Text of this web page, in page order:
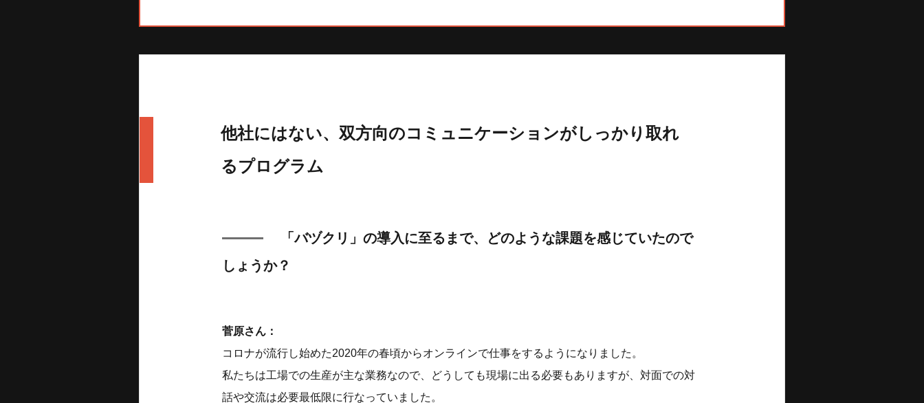
他社にはない、双方向のコミュニケーションがしっかり取れ
るプログラム
「バヅクリ」の導入に至るまで、どのような課題を感じていたので
しょうか？
菅原さん：
コロナが流行し始めた2020年の春頃からオンラインで仕事をするようになりました。
私たちは工場での生産が主な業務なので、どうしても現場に出る必要もありますが、対面での対
話や交流は必要最低限に行なっていました。